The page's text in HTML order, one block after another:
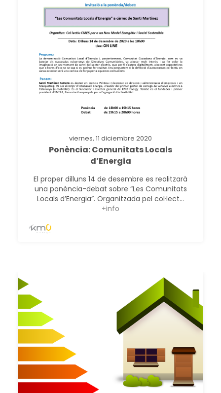
viernes, 11 diciembre 2020
Ponència: Comunitats Locals
d’Energia
El proper dilluns 14 de desembre es realitzarà
una ponència-debat sobre “Les Comunitats
Locals d’Energia”. Organitzada pel col·lect...
+info